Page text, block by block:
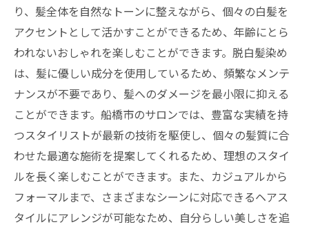
り、髪全体を自然なトーンに整えながら、個々の白髪を
アクセントとして活かすことができるため、年齢にとら
われないおしゃれを楽しむことができます。脱白髪染め
は、髪に優しい成分を使用しているため、頻繁なメンテ
ナンスが不要であり、髪へのダメージを最小限に抑える
ことができます。船橋市のサロンでは、豊富な実績を持
つスタイリストが最新の技術を駆使し、個々の髪質に合
わせた最適な施術を提案してくれるため、理想のスタイ
ルを長く楽しむことができます。また、カジュアルから
フォーマルまで、さまざまなシーンに対応できるヘアス
タイルにアレンジが可能なため、自分らしい美しさを追